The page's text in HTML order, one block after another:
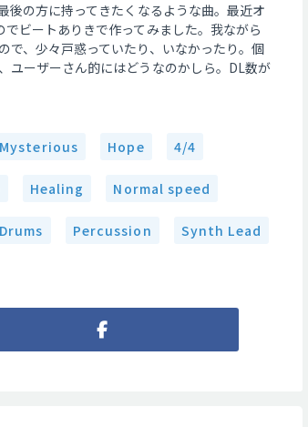
後の方に持ってきたくなるような曲。最近オ
ビートありきで作ってみました。我ながら
で、少々戸惑っていたり、いなかったり。個
ユーザーさん的にはどうなのかしら。DL数が
Mysterious Hope 4/4
Healing Normal speed
Drums Percussion Synth Lead